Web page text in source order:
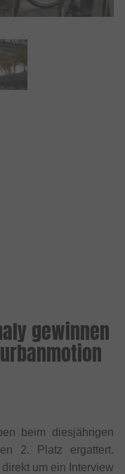
gewinnen
beim diesjährigen
2. Platz ergattert.
um ein Interview